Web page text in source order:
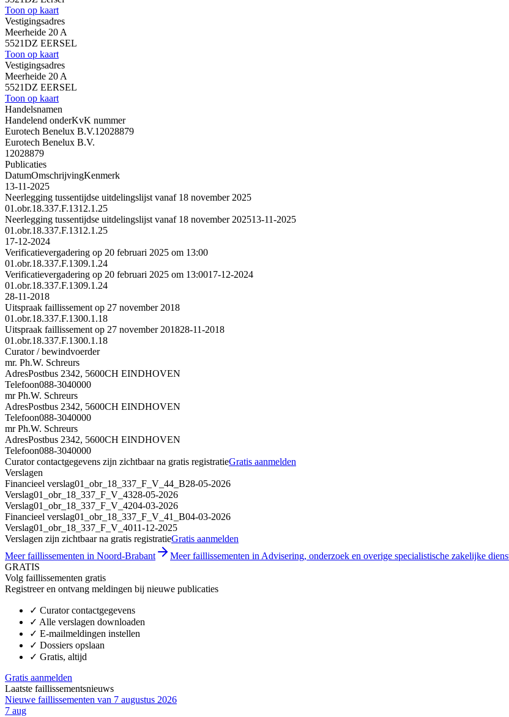
Toon op kaart
Vestigingsadres
Meerheide 20 A
5521DZ EERSEL
Toon op kaart
Vestigingsadres
Meerheide 20 A
5521DZ EERSEL
Toon op kaart
Handelsnamen
Handelend onderKvK nummer
Eurotech Benelux B.V.12028879
Eurotech Benelux B.V.
12028879
Publicaties
DatumOmschrijvingKenmerk
13-11-2025
Neerlegging tussentijdse uitdelingslijst vanaf 18 november 2025
01.obr.18.337.F.1312.1.25
Neerlegging tussentijdse uitdelingslijst vanaf 18 november 202513-11-2025
01.obr.18.337.F.1312.1.25
17-12-2024
Verificatievergadering op 20 februari 2025 om 13:00
01.obr.18.337.F.1309.1.24
Verificatievergadering op 20 februari 2025 om 13:0017-12-2024
01.obr.18.337.F.1309.1.24
28-11-2018
Uitspraak faillissement op 27 november 2018
01.obr.18.337.F.1300.1.18
Uitspraak faillissement op 27 november 201828-11-2018
01.obr.18.337.F.1300.1.18
Curator / bewindvoerder
mr. Ph.W. Schreurs
AdresPostbus 2342, 5600CH EINDHOVEN
Telefoon088-3040000
mr Ph.W. Schreurs
AdresPostbus 2342, 5600CH EINDHOVEN
Telefoon088-3040000
mr Ph.W. Schreurs
AdresPostbus 2342, 5600CH EINDHOVEN
Telefoon088-3040000
Curator contactgegevens zijn zichtbaar na gratis registratieGratis aanmelden
Verslagen
Financieel verslag01_obr_18_337_F_V_44_B28-05-2026
Verslag01_obr_18_337_F_V_4328-05-2026
Verslag01_obr_18_337_F_V_4204-03-2026
Financieel verslag01_obr_18_337_F_V_41_B04-03-2026
Verslag01_obr_18_337_F_V_4011-12-2025
Verslagen zijn zichtbaar na gratis registratieGratis aanmelden
Meer faillissementen in Noord-Brabant
Meer faillissementen in Advisering, onderzoek en overige specialistische zakelijke
GRATIS
Volg faillissementen gratis
Registreer en ontvang meldingen bij nieuwe publicaties
✓ Curator contactgegevens
✓ Alle verslagen downloaden
✓ E-mailmeldingen instellen
✓ Dossiers opslaan
✓ Gratis, altijd
Gratis aanmelden
Laatste faillissementsnieuws
Nieuwe faillissementen van 7 augustus 2026
7 aug